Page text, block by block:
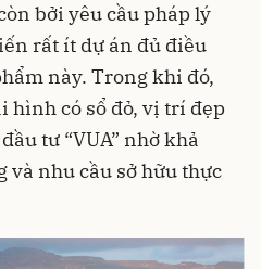
bởi yêu cầu pháp lý
rất ít dự án đủ điều
này. Trong khi đó,
hình có sổ đỏ, vị trí đẹp
tư “VUA” nhờ khả
và nhu cầu sở hữu thực